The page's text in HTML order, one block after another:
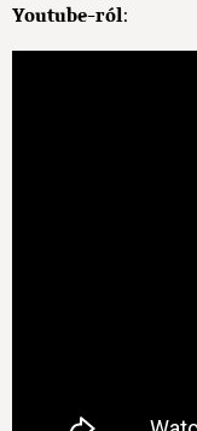
Youtube-ról: